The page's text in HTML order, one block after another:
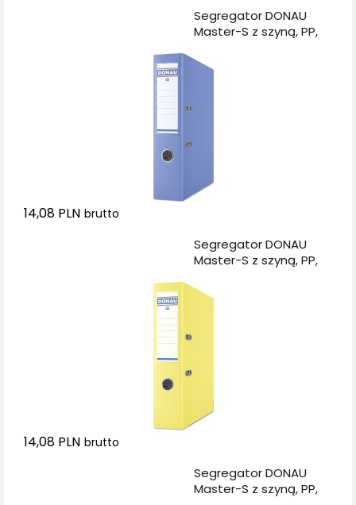
Segregator DONAU
Master-S z szyną, PP,
14,08 PLN brutto
Segregator DONAU
Master-S z szyną, PP,
14,08 PLN brutto
Segregator DONAU
Master-S z szyną, PP,